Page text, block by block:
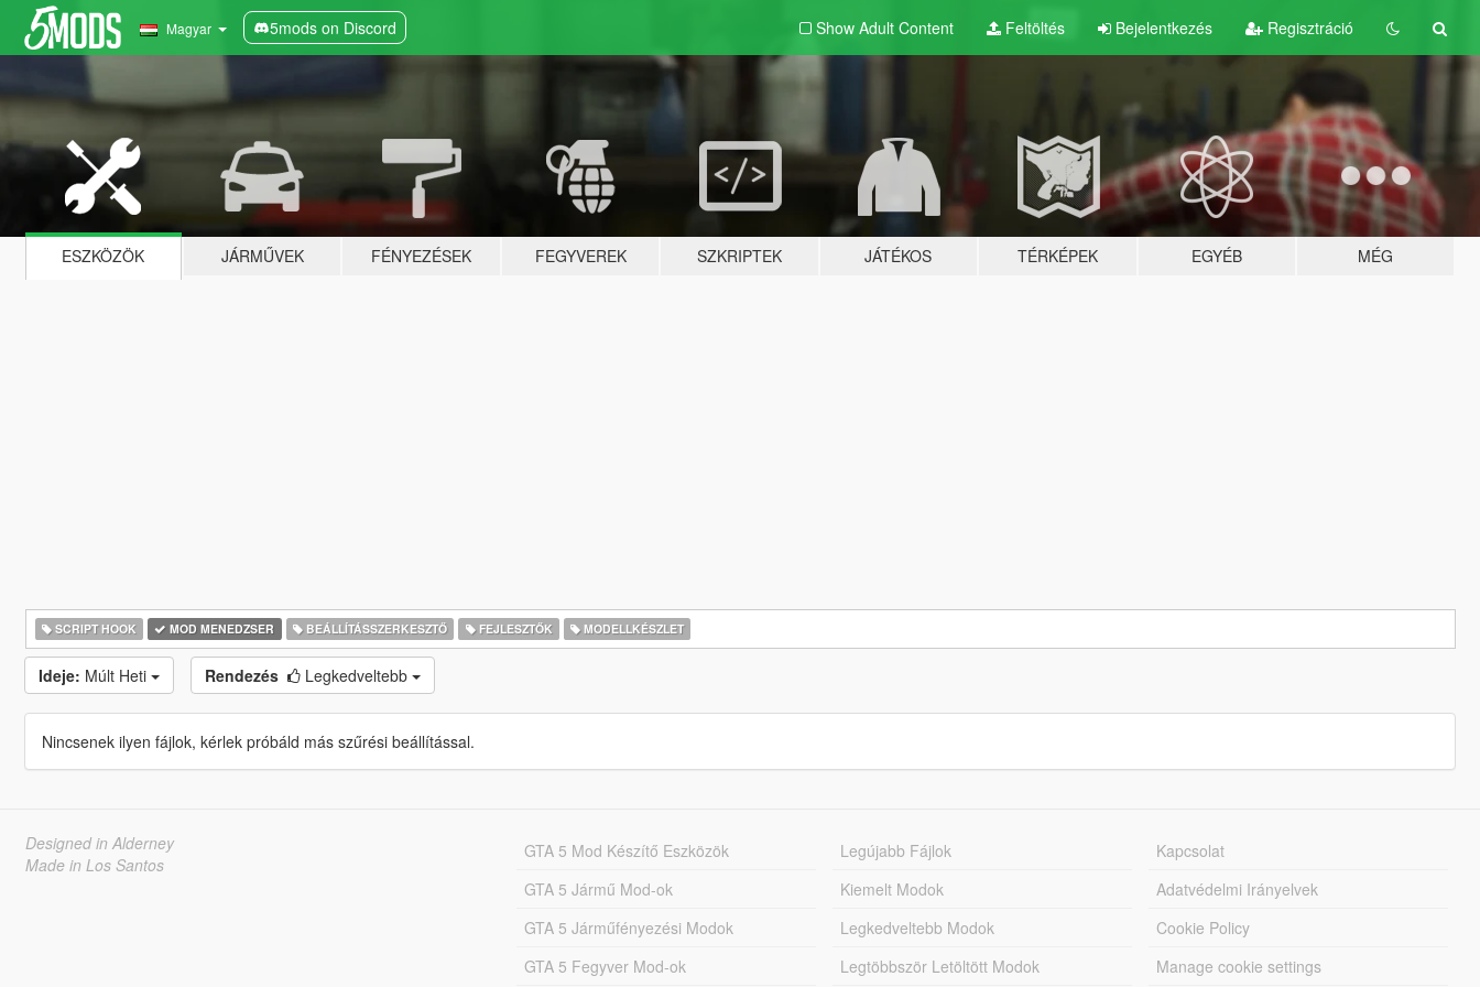
Magyar 5mods on Discord Show Adult Content Feltöltés Bejelentkezés Regisztráció
ESZKÖZÖK JÁRMŰVEK FÉNYEZÉSEK FEGYVEREK SZKRIPTEK JÁTÉKOS TÉRKÉPEK EGYÉB MÉG
SCRIPT HOOK MOD MENEDZSER BEÁLLÍTÁSSZERKESZTŐ FEJLESZTŐK MODELLKÉSZLET
Ideje: Múlt Heti Rendezés Legkedveltebb
Nincsenek ilyen fájlok, kérlek próbáld más szűrési beállítással.
Designed in Alderney
Made in Los Santos
GTA 5 Mod Készítő Eszközök
GTA 5 Jármű Mod-ok
GTA 5 Járműfényezési Modok
GTA 5 Fegyver Mod-ok
Legújabb Fájlok
Kiemelt Modok
Legkedveltebb Modok
Legtöbbször Letöltött Modok
Kapcsolat
Adatvédelmi Irányelvek
Cookie Policy
Manage cookie settings